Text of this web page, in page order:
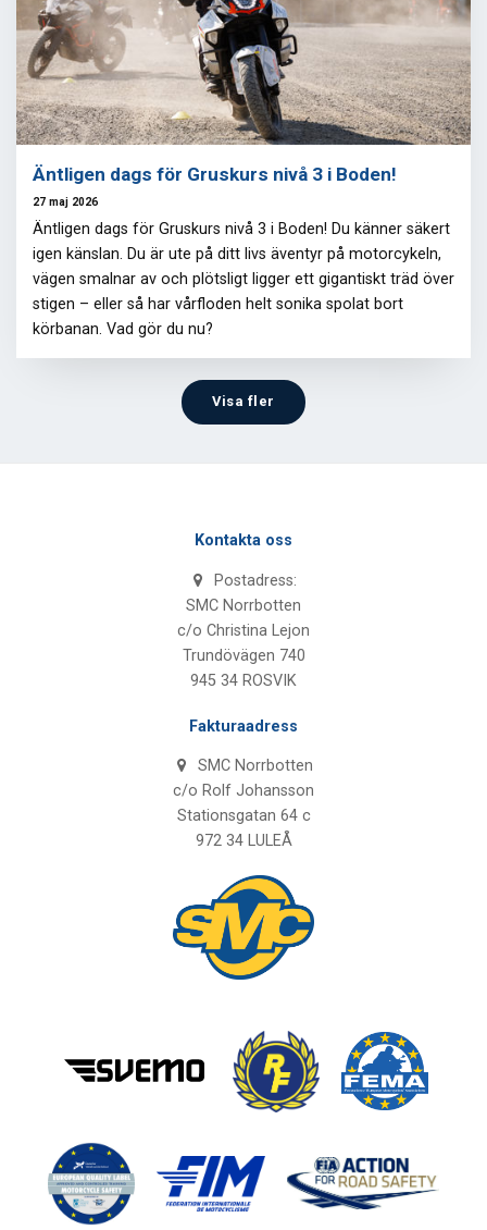
Äntligen dags för Gruskurs nivå 3 i Boden!
27 maj 2026
Äntligen dags för Gruskurs nivå 3 i Boden! Du känner säkert
igen känslan. Du är ute på ditt livs äventyr på motorcykeln,
vägen smalnar av och plötsligt ligger ett gigantiskt träd över
stigen – eller så har vårfloden helt sonika spolat bort
körbanan. Vad gör du nu?
Visa fler
Kontakta oss
Postadress:
SMC Norrbotten
c/o Christina Lejon
Trundövägen 740
945 34 ROSVIK
Fakturaadress
SMC Norrbotten
c/o Rolf Johansson
Stationsgatan 64 c
972 34 LULEÅ